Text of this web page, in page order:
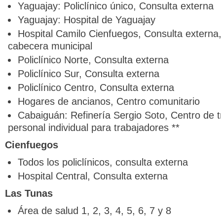
Yaguajay: Policlínico único, Consulta externa
Yaguajay: Hospital de Yaguajay
Hospital Camilo Cienfuegos, Consulta
cabecera municipal
Policlínico Norte, Consulta externa
Policlínico Sur, Consulta externa
Policlínico Centro, Consulta externa
Hogares de ancianos, Centro comunitario
Cabaiguán: Refinería Sergio Soto, Centro de
personal individual para trabajadores **
Cienfuegos
Todos los policlínicos, consulta externa
Hospital Central, Consulta externa
Las Tunas
Área de salud 1, 2, 3, 4, 5, 6, 7 y 8